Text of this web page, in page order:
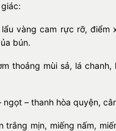
vàng cam rực rỡ, điểm
bún.
thoảng mùi sả, lá chanh,
ngọt – thanh hòa quyện,
trắng mịn, miếng nấm,